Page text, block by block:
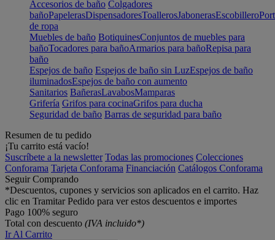
Accesorios de baño Colgadores
bañoPapelerasDispensadoresToallerosJabonerasEscobillero
de ropa
Muebles de baño BotiquinesConjuntos de muebles para
bañoTocadores para bañoArmarios para bañoRepisa para
baño
Espejos de baño Espejos de baño sin LuzEspejos de baño
iluminadosEspejos de baño con aumento
Sanitarios BañerasLavabosMamparas
Grifería Grifos para cocinaGrifos para ducha
Seguridad de baño Barras de seguridad para baño
Resumen de tu pedido
¡Tu carrito está vacío!
Suscríbete a la newsletter Todas las promociones Colecciones
Conforama Tarjeta Conforama Financiación Catálogos Conforama
Seguir Comprando
*Descuentos, cupones y servicios son aplicados en el carrito. Haz
clic en Tramitar Pedido para ver estos descuentos e importes
Pago 100% seguro
Total con descuento (IVA incluido*)
Ir Al Carrito